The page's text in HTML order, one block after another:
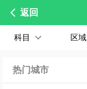
返回
科目 区域
热门城市